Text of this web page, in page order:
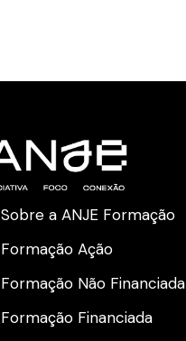
Sobre a ANJE Formação
Formação Ação
Formação Não Financiada
Formação Financiada